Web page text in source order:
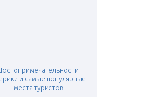
и самые популярные
места туристов